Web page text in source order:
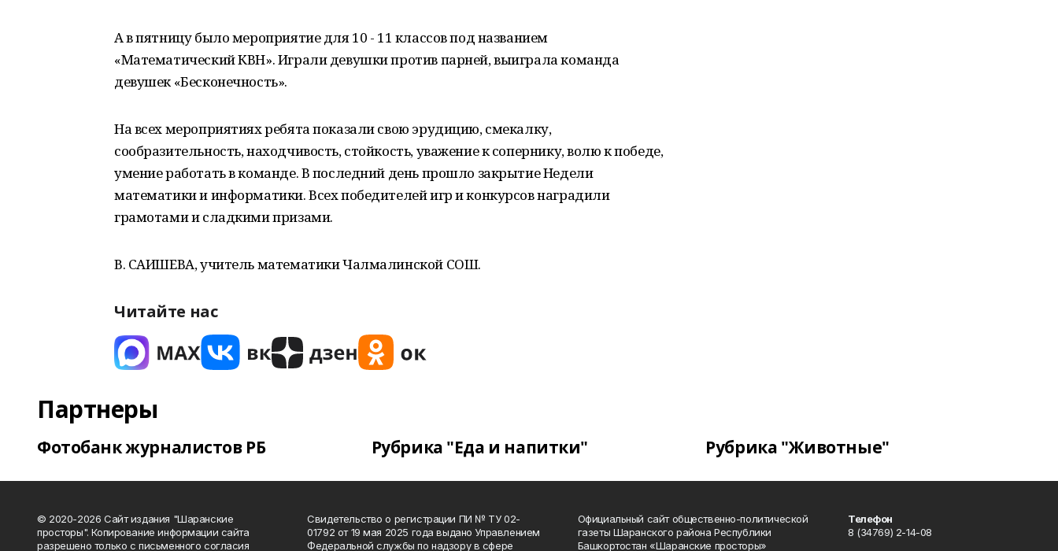
А в пятницу было мероприятие для 10 - 11 классов под названием
«Математический КВН». Играли девушки против парней, выиграла команда
девушек «Бесконечность».
На всех мероприятиях ребята показали свою эрудицию, смекалку,
сообразительность, находчивость, стойкость, уважение к сопернику, волю к победе,
умение работать в команде. В последний день прошло закрытие Недели
математики и информатики. Всех победителей игр и конкурсов наградили
грамотами и сладкими призами.
В. САИШЕВА, учитель математики Чалмалинской СОШ.
Читайте нас
Партнеры
Фотобанк журналистов РБ Рубрика "Еда и напитки" Рубрика "Животные"
© 2020-2026 Сайт издания "Шаранские
просторы". Копирование информации сайта
разрешено только с письменного согласия
Свидетельство о регистрации ПИ № ТУ 02-
01792 от 19 мая 2025 года выдано Управлением
Федеральной службы по надзору в сфере
Официальный сайт общественно-политической
газеты Шаранского района Республики
Башкортостан «Шаранские просторы»
Телефон
8 (34769) 2-14-08